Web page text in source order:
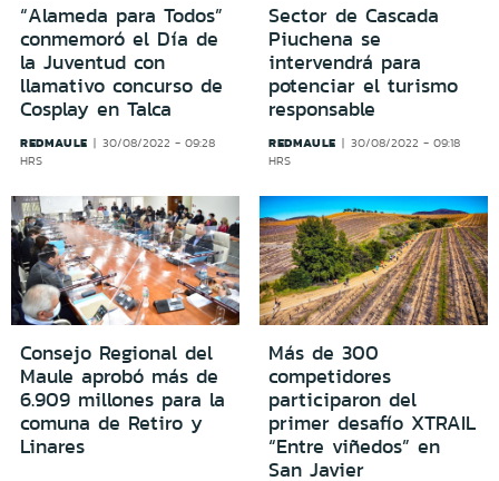
“Alameda para Todos”
conmemoró el Día de
la Juventud con
llamativo concurso de
Cosplay en Talca
REDMAULE
30/08/2022 - 09:28
HRS
Sector de Cascada
Piuchena se
intervendrá para
potenciar el turismo
responsable
REDMAULE
30/08/2022 - 09:18
HRS
Consejo Regional del
Maule aprobó más de
6.909 millones para la
comuna de Retiro y
Linares
Más de 300
competidores
participaron del
primer desafío XTRAIL
“Entre viñedos” en
San Javier